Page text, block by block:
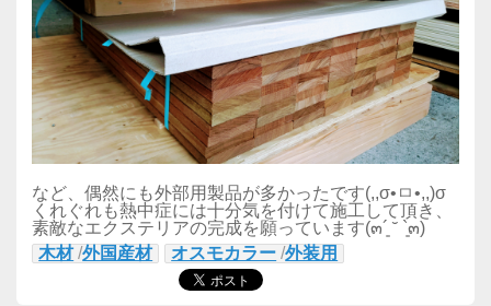
など、偶然にも外部用製品が多かったです(,,σ•ㅁ•,,)σ
くれぐれも熱中症には十分気を付けて施工して頂き、
素敵なエクステリアの完成を願っています(๓´͈ ˘ `͈๓)
木材/外国産材 オスモカラー /外装用